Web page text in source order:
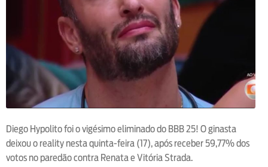
Diego Hypolito foi o vigésimo eliminado do BBB 25! O ginasta
deixou o reality nesta quinta-feira (17), após receber 59,77% dos
votos no paredão contra Renata e Vitória Strada.